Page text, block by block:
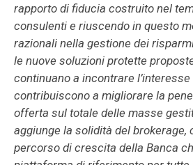
rapporto di fiducia costruito nel
consulenti e riuscendo in questo
razionali nella gestione dei
le nuove soluzioni protette
continuano a incontrare
contribuiscono a migliorare la
offerta sul totale delle masse
aggiunge la solidità del brokerage,
percorso di crescita della Banca